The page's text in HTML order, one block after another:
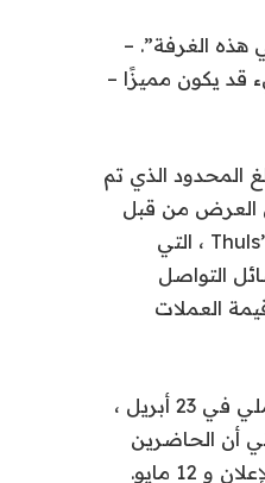
الغرفة”. –
قد يكون مميزًا –
المحدود الذي تم
80 في المائة المتبقية من العرض من قبل
CIC Digital LLC-وهي شركة تابعة لشركة تابعة لشركة Thuls’s Trump Fail Fight LLC ، التي
التواصل
العملات
أعلن الفريق الذي يقف وراء عملة ترامب عن حفل العشاء الرئاسي لأفضل 220 حاملي في 23 أبريل ،
أن الحاضرين
مايو.